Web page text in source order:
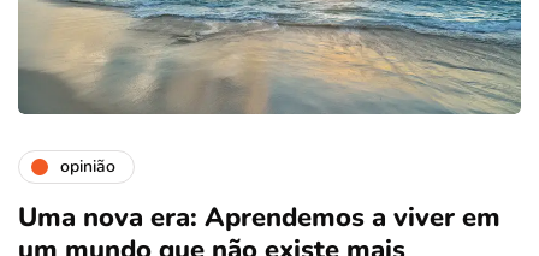
opinião
Uma nova era: Aprendemos a viver em